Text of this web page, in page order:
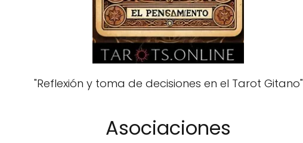
"Reflexión y toma de decisiones en el Tarot Gitano"
Asociaciones